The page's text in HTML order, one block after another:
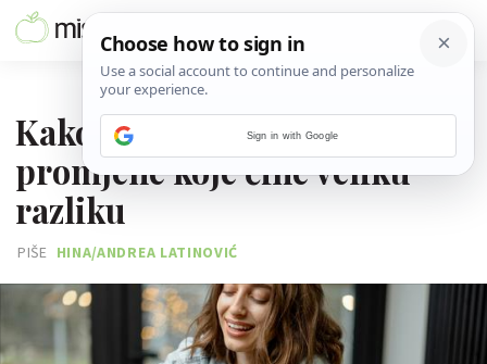
Kako ostati zdrav: Male
promjene koje čine veliku
razliku
PIŠE HINA/ANDREA LATINOVIĆ
Sign in with Google